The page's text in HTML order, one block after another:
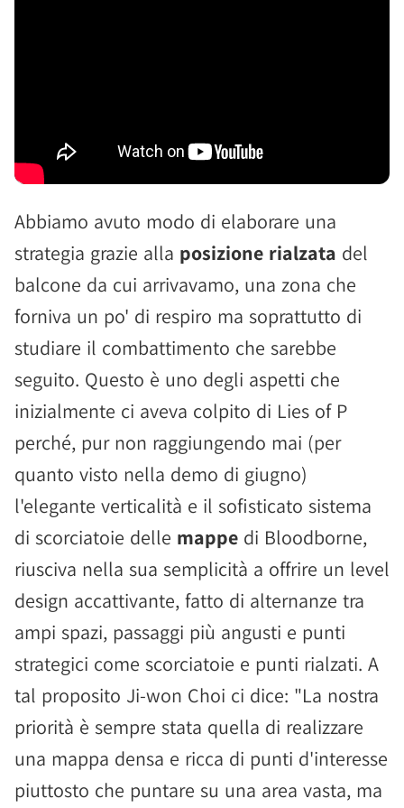
Abbiamo avuto modo di elaborare una
strategia grazie alla posizione rialzata del
balcone da cui arrivavamo, una zona che
forniva un po' di respiro ma soprattutto di
studiare il combattimento che sarebbe
seguito. Questo è uno degli aspetti che
inizialmente ci aveva colpito di Lies of P
perché, pur non raggiungendo mai (per
quanto visto nella demo di giugno)
l'elegante verticalità e il sofisticato sistema
di scorciatoie delle mappe di Bloodborne,
riusciva nella sua semplicità a offrire un level
design accattivante, fatto di alternanze tra
ampi spazi, passaggi più angusti e punti
strategici come scorciatoie e punti rialzati. A
tal proposito Ji-won Choi ci dice: "La nostra
priorità è sempre stata quella di realizzare
una mappa densa e ricca di punti d'interesse
piuttosto che puntare su una area vasta, ma